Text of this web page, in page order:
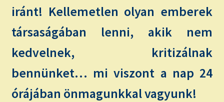
AJÁNDÉKOKKAL!
iránt! Kellemetlen olyan emberek
társaságában lenni, akik nem
kedvelnek, kritizálnak
bennünket… mi viszont a nap 24
órájában önmagunkkal vagyunk!